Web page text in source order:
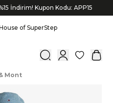
İndirim! Kupon Kodu: APP15
of SuperStep
0
Mont